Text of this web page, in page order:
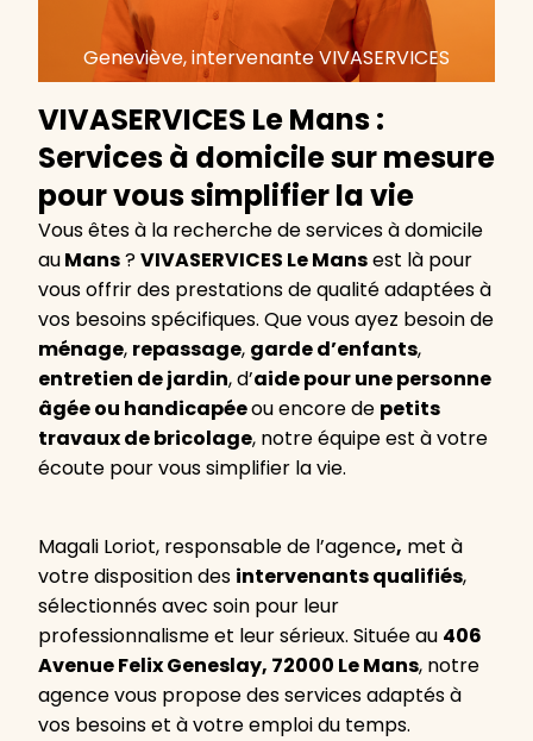
Geneviève, intervenante VIVASERVICES
VIVASERVICES Le Mans :
Services à domicile sur mesure
pour vous simplifier la vie
Vous êtes à la recherche de services à domicile
auMans?VIVASERVICES Le Mansest là pour
vous offrir des prestations de qualité adaptées à
vos besoins spécifiques. Que vous ayez besoin de
ménage, repassage, garde d’enfants,
entretien de jardin, d’aide pour une personne
âgée ou handicapéeou encore de petits
travaux de bricolage, notre équipe est à votre
écoute pour vous simplifier la vie.
Magali Loriot, responsable de l’agence, met à
votre disposition des intervenants qualifiés,
sélectionnés avec soin pour leur
professionnalisme et leur sérieux. Située au 406
Avenue Felix Geneslay, 72000 Le Mans, notre
agence vous propose des services adaptés à
vos besoins et à votre emploi du temps.